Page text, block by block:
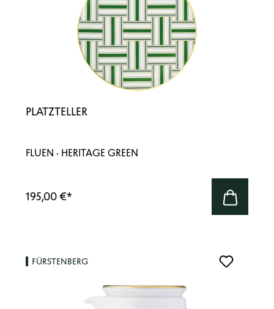
PLATZTELLER
FLUEN · HERITAGE GREEN
195,00 €*
FÜRSTENBERG